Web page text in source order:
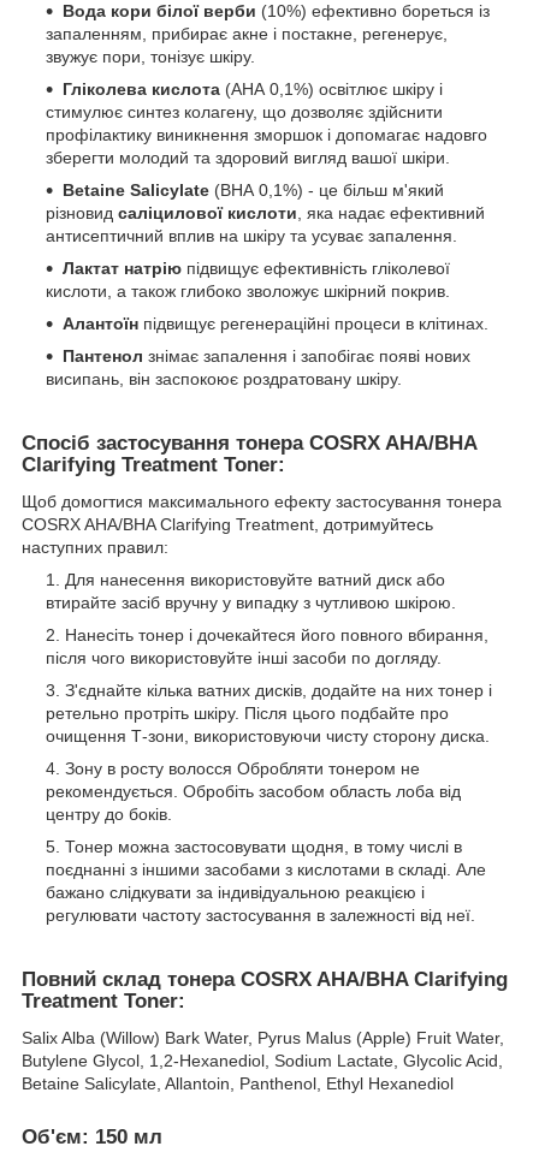
Вода кори білої верби (10%) ефективно бореться із
запаленням, прибирає акне і постакне, регенерує,
звужує пори, тонізує шкіру.
Гліколева кислота (АНА 0,1%) освітлює шкіру і
стимулює синтез колагену, що дозволяє здійснити
профілактику виникнення зморшок і допомагає надовго
зберегти молодий та здоровий вигляд вашої шкіри.
Betaine Salicylate (ВНА 0,1%) - це більш м'який
різновид саліцилової кислоти , яка надає ефективний
антисептичний вплив на шкіру та усуває запалення.
Лактат натрію підвищує ефективність гліколевої
кислоти, а також глибоко зволожує шкірний покрив.
Алантоїн підвищує регенераційні процеси в клітинах.
Пантенол знімає запалення і запобігає появі нових
висипань, він заспокоює роздратовану шкіру.
Спосіб застосування тонера COSRX AHA/BHA
Clarifying Treatment Toner:
Щоб домогтися максимального ефекту застосування тонера
COSRX AHA/BHA Clarifying Treatment, дотримуйтесь
наступних правил:
Для нанесення використовуйте ватний диск або
втирайте засіб вручну у випадку з чутливою шкірою.
Нанесіть тонер і дочекайтеся його повного вбирання,
після чого використовуйте інші засоби по догляду.
З'єднайте кілька ватних дисків, додайте на них тонер і
ретельно протріть шкіру. Після цього подбайте про
очищення Т-зони, використовуючи чисту сторону диска.
Зону в росту волосся Обробляти тонером не
рекомендується. Обробіть засобом область лоба від
центру до боків.
Тонер можна застосовувати щодня, в тому числі в
поєднанні з іншими засобами з кислотами в складі. Але
бажано слідкувати за індивідуальною реакцією і
регулювати частоту застосування в залежності від неї.
Повний склад тонера COSRX AHA/BHA Clarifying
Treatment Toner:
Salix Alba (Willow) Bark Water, Pyrus Malus (Apple) Fruit Water,
Butylene Glycol, 1,2-Hexanediol, Sodium Lactate, Glycolic Acid,
Betaine Salicylate, Allantoin, Panthenol, Ethyl Hexanediol
Об'єм: 150 мл